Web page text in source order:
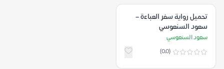
تحميل رواية سفر العباءة –
سعود السنعوسي
سعود السنعوسي
(0.0)